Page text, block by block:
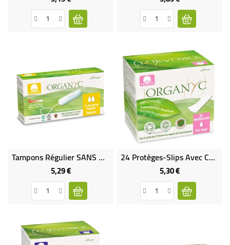
Tampons Régulier SANS Applicateur
5,29 €Prix
24 Protèges-Slips Avec Coton Biologique En Sachets Individuels
5,30 €Prix